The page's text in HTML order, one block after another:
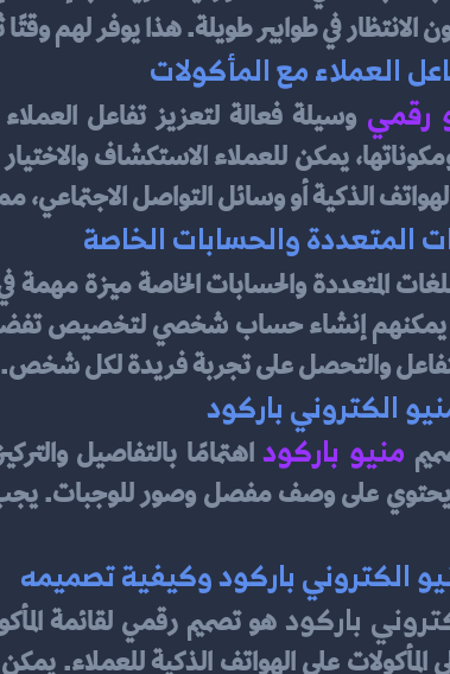
الانتظار في طوابير طويلة. هذا يوفر لهم
العملاء مع المأكولات
رقمي
الذكية أو وسائل التواصل
المتعددة والحسابات الخاصة
المتعددة والحسابات الخاصة ميزة مهمة
والتحصل على تجربة فريدة لكل شخص.
الكتروني باركود
منيو باركود
الكتروني باركود وكيفية تصميمه
باركود